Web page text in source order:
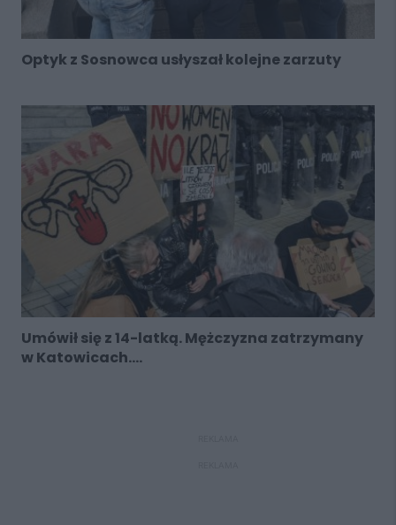
Optyk z Sosnowca usłyszał kolejne zarzuty
Umówił się z 14-latką. Mężczyzna zatrzymany
w Katowicach....